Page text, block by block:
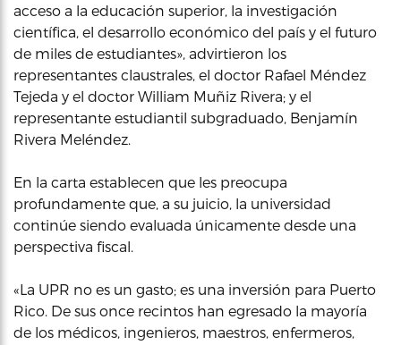
acceso a la educación superior, la investigación
científica, el desarrollo económico del país y el futuro
de miles de estudiantes», advirtieron los
representantes claustrales, el doctor Rafael Méndez
Tejeda y el doctor William Muñiz Rivera; y el
representante estudiantil subgraduado, Benjamín
Rivera Meléndez.
En la carta establecen que les preocupa
profundamente que, a su juicio, la universidad
continúe siendo evaluada únicamente desde una
perspectiva fiscal.
«La UPR no es un gasto; es una inversión para Puerto
Rico. De sus once recintos han egresado la mayoría
de los médicos, ingenieros, maestros, enfermeros,